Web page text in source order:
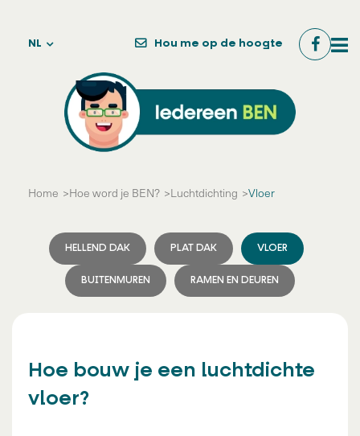
Hou me op de hoogte
NL
Home Hoe word je BEN? Luchtdichting Vloer
HELLEND DAK PLAT DAK VLOER
BUITENMUREN RAMEN EN DEUREN
Hoe bouw je een luchtdichte
vloer?